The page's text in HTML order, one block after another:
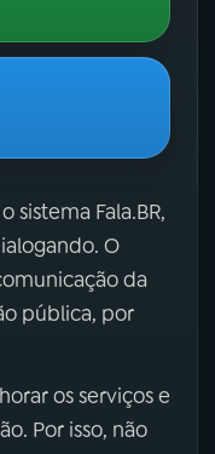
sistema Fala.BR,
O
da
pública, por
os serviços e
Por isso, não